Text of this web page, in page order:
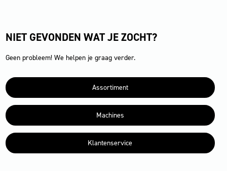
NIET GEVONDEN WAT JE ZOCHT?
Geen probleem! We helpen je graag verder.
Assortiment
Machines
Klantenservice